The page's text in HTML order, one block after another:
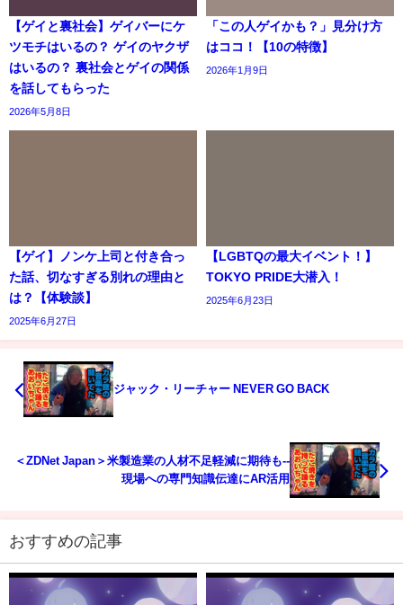
【ゲイと裏社会】ゲイバーにケ
ツモチはいるの？ ゲイのヤクザ
はいるの？ 裏社会とゲイの関係
を話してもらった
2026年5月8日
「この人ゲイかも？」見分け方
はココ！【10の特徴】
2026年1月9日
【ゲイ】ノンケ上司と付き合っ
た話、切なすぎる別れの理由と
は？【体験談】
2025年6月27日
【LGBTQの最大イベント！】
TOKYO PRIDE大潜入！
2025年6月23日
ジャック・リーチャー NEVER GO BACK
＜ZDNet Japan＞米製造業の人材不足軽減に期待も--
現場への専門知識伝達にAR活用
おすすめの記事